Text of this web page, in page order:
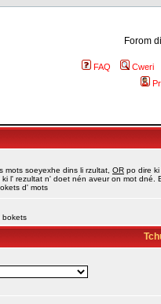
Forom
FAQ
Cweri
mots soeyexhe dins li rzultat, OR po dire ki
ki l' rezultat n' doet nén aveur on mot dné.
d' mots
bokets